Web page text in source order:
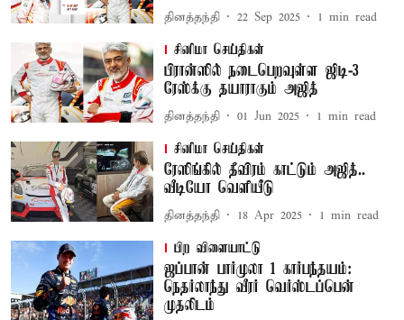
தினத்தந்தி 22 Sep 2025 1 min read
சினிமா செய்திகள்
பிரான்ஸில் நடைபெறவுள்ள ஜிடி-3
ரேஸ்க்கு தயாராகும் அஜித்
தினத்தந்தி 01 Jun 2025 1 min read
சினிமா செய்திகள்
ரேஸிங்கில் தீவிரம் காட்டும் அஜித்..
வீடியோ வெளியீடு
தினத்தந்தி 18 Apr 2025 1 min read
பிற விளையாட்டு
ஜப்பான் பார்முலா 1 கார்பந்தயம்:
நெதர்லாந்து வீரர் வெர்ஸ்டப்பென்
முதலிடம்